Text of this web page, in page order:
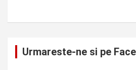
Urmareste-ne si pe